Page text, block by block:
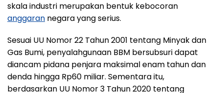
skala industri merupakan bentuk kebocoran
anggaran negara yang serius.
Sesuai UU Nomor 22 Tahun 2001 tentang Minyak dan
Gas Bumi, penyalahgunaan BBM bersubsuri dapat
diancam pidana penjara maksimal enam tahun dan
denda hingga Rp60 miliar. Sementara itu,
berdasarkan UU Nomor 3 Tahun 2020 tentang